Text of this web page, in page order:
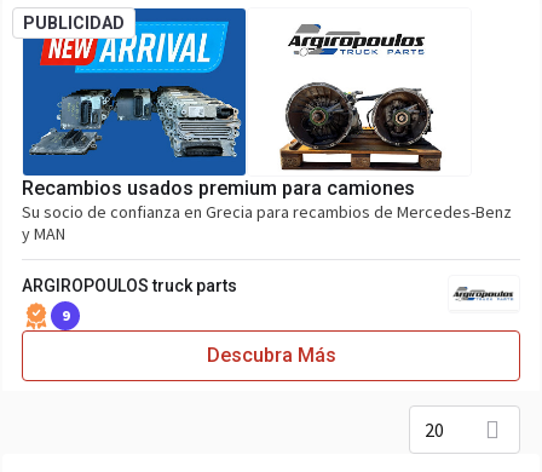
PUBLICIDAD
Recambios usados premium para camiones
Su socio de confianza en Grecia para recambios de Mercedes-Benz
y MAN
ARGIROPOULOS truck parts
9
Descubra Más
20